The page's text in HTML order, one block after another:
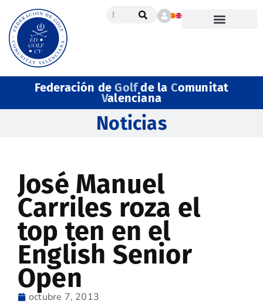
Federación deGolfde la Comunitat
Valenciana
Noticias
José Manuel
Carriles roza el
top ten en el
English Senior
Open
octubre 7, 2013